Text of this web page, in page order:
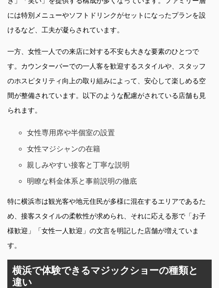
には特別メニューやソフトドリンクがセットになったプランを設
けるなど、工夫が凝らされています。
一方、女性一人での来店に対する不安も大きな要素のひとつで
す。カウンターバーでの一人客を歓迎するスタイルや、スタッフ
のホスピタリティ向上の取り組みによって、安心して楽しめる空
間が整備されています。以下のような配慮がされている店舗も見
られます。
女性専用席や半個室の設置
女性マジシャンの在籍
親しみやすい接客と丁寧な説明
明瞭な料金体系と事前説明の徹底
特に横浜市は観光客や地元住民が多様に混在するエリアであるた
め、接客スタイルの柔軟性が求められ、それに応える形で「お子
様歓迎」「女性一人歓迎」の文言を明記した店舗が増えていま
す。
横浜で体験できるマジックショーの種類と
違い